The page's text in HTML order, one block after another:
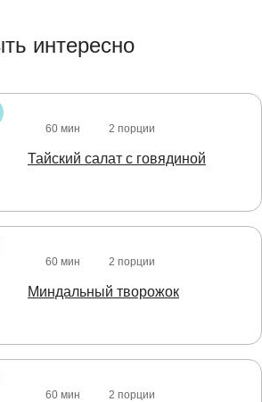
интересно
60 мин 2 порции
Тайский салат с говядиной
60 мин 2 порции
Миндальный творожок
60 мин 2 порции